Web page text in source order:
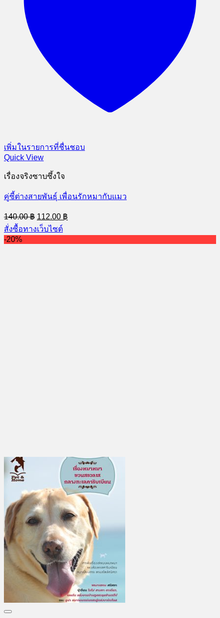
เพิ่มในรายการที่ชื่นชอบ
Quick View
เรื่องจริงซาบซึ้งใจ
คู่ซี้ต่างสายพันธุ์ เพื่อนรักหมากับแมว
140.00฿ Original
price
was:
140.00 ฿.
112.00 ฿
price
112.00 ฿.
สั่งซื้อทางเว็บไซต์
-20%